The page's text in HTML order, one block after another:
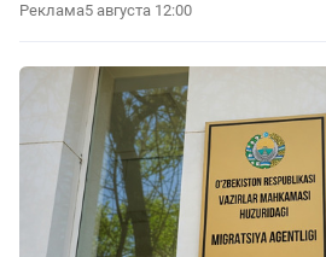
Реклама5 августа 12:00